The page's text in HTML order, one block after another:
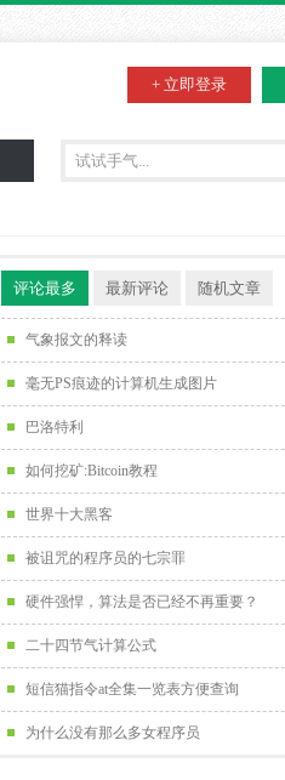
+ 立即登录
评论最多 最新评论 随机文章
气象报文的释读
毫无PS痕迹的计算机生成图片
巴洛特利
如何挖矿:Bitcoin教程
世界十大黑客
被诅咒的程序员的七宗罪
硬件强悍，算法是否已经不再重要？
二十四节气计算公式
短信猫指令at全集一览表方便查询
为什么没有那么多女程序员